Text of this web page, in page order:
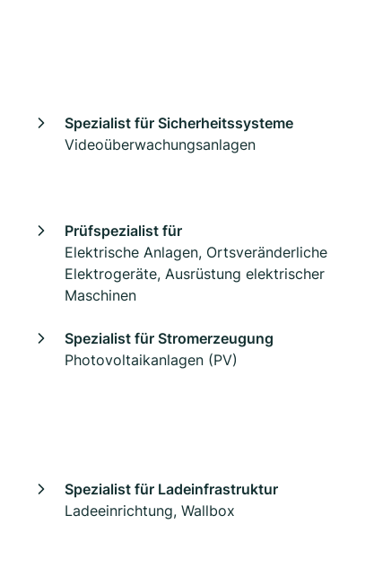
Spezialist für Sicherheitssysteme
Videoüberwachungsanlagen
Prüfspezialist für
Elektrische Anlagen, Ortsveränderliche
Elektrogeräte, Ausrüstung elektrischer
Maschinen
Spezialist für Stromerzeugung
Photovoltaikanlagen (PV)
Spezialist für Ladeinfrastruktur
Ladeeinrichtung, Wallbox